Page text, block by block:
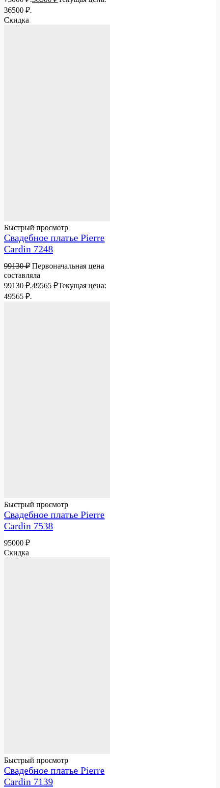
36500 ₽.
Скидка
Быстрый просмотр
Свадебное платье Pierre
Cardin 7248
99130₽ Первоначальная цена
составляла
99130 ₽.49565 ₽Текущая цена:
49565 ₽.
Быстрый просмотр
Свадебное платье Pierre
Cardin 7538
95000 ₽
Скидка
Быстрый просмотр
Свадебное платье Pierre
Cardin 7139